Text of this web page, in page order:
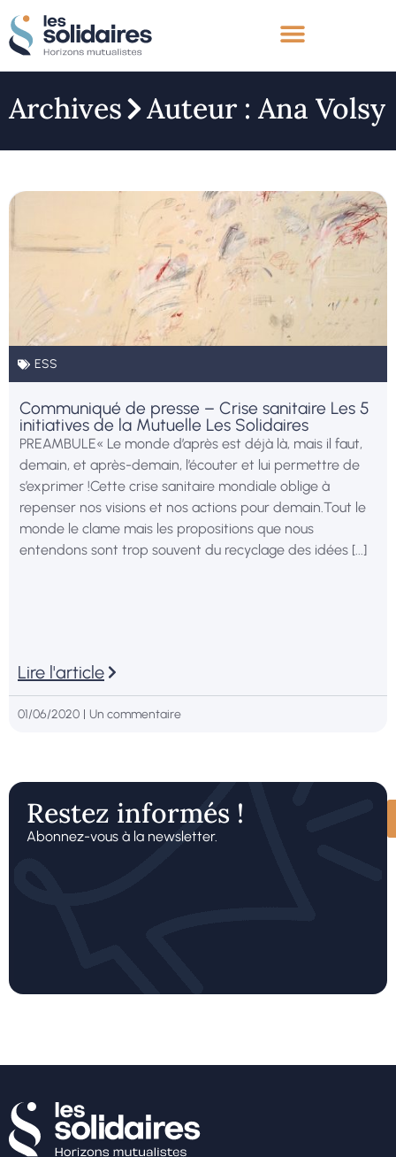
Archives Auteur : Ana Volsy
ESS
Communiqué de presse – Crise sanitaire Les 5
initiatives de la Mutuelle Les Solidaires
PREAMBULE« Le monde d’après est déjà là, mais il faut,
demain, et après-demain, l’écouter et lui permettre de
s’exprimer !Cette crise sanitaire mondiale oblige à
repenser nos visions et nos actions pour demain.Tout le
monde le clame mais les propositions que nous
entendons sont trop souvent du recyclage des idées [...]
Lire l'article
01/06/2020 Un commentaire
Restez informés !
Abonnez-vous à la newsletter.